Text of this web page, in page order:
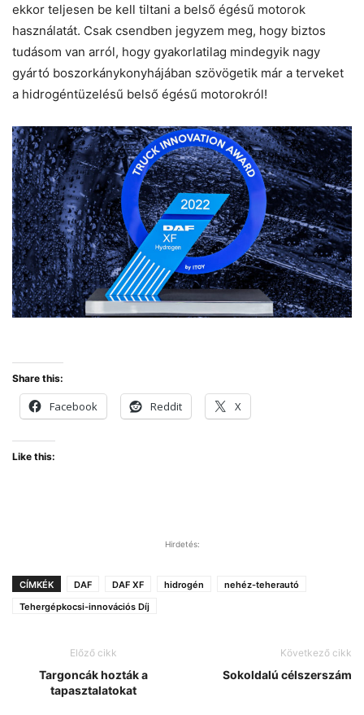
ekkor teljesen be kell tiltani a belső égésű motorok
használatát. Csak csendben jegyzem meg, hogy biztos
tudásom van arról, hogy gyakorlatilag mindegyik nagy
gyártó boszorkánykonyhájában szövögetik már a terveket
a hidrogéntüzelésű belső égésű motorokról!
Share this:
Facebook Reddit X
Like this:
Hirdetés:
CÍMKÉK DAF DAF XF hidrogén
nehéz-teherautó
Tehergépkocsi-innovációs Díj
Előző cikk
Targoncák hozták a
tapasztalatokat
Következő cikk
Sokoldalú célszerszám